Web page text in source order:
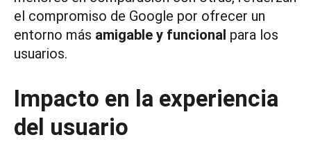
el compromiso de Google por ofrecer un
entorno más amigable y funcional para los
usuarios.
Impacto en la experiencia
del usuario